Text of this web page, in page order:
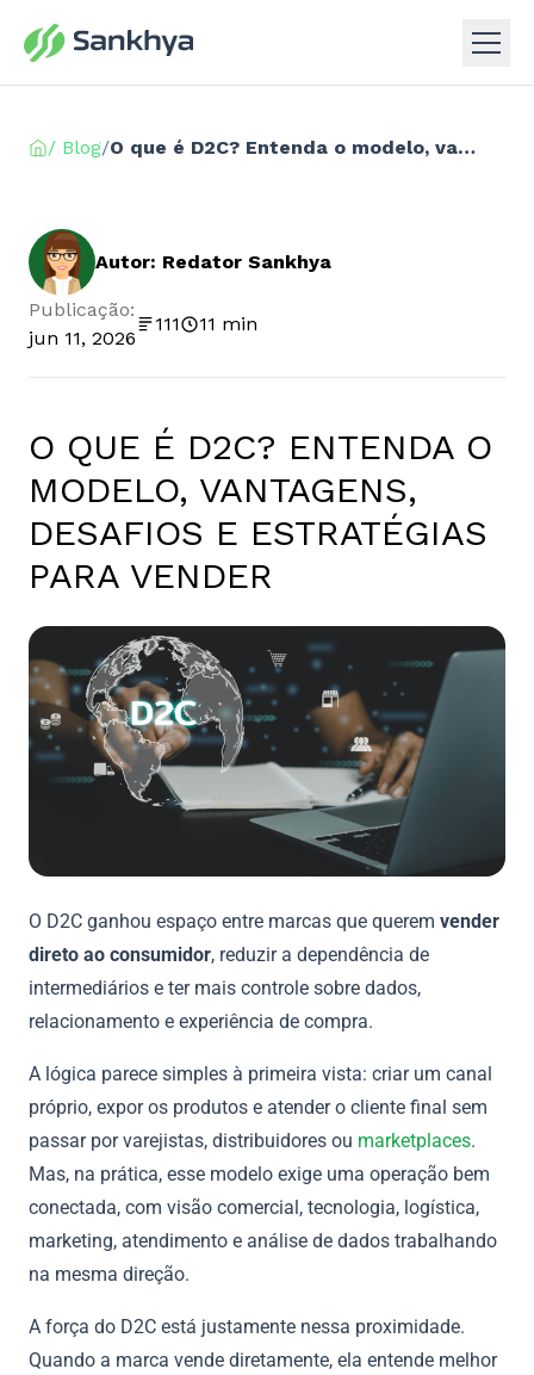
/ Blog/ O que é D2C? Entenda o modelo, vantagens, desafios e estratégias para vender
Autor: Redator Sankhya
Publicação:
jun 11, 2026
111 11 min
O QUE É D2C? ENTENDA O
MODELO, VANTAGENS,
DESAFIOS E ESTRATÉGIAS
PARA VENDER
O D2C ganhou espaço entre marcas que querem vender
direto ao consumidor, reduzir a dependência de
intermediários e ter mais controle sobre dados,
relacionamento e experiência de compra.
A lógica parece simples à primeira vista: criar um canal
próprio, expor os produtos e atender o cliente final sem
passar por varejistas, distribuidores ou marketplaces.
Mas, na prática, esse modelo exige uma operação bem
conectada, com visão comercial, tecnologia, logística,
marketing, atendimento e análise de dados trabalhando
na mesma direção.
A força do D2C está justamente nessa proximidade.
Quando a marca vende diretamente, ela entende melhor